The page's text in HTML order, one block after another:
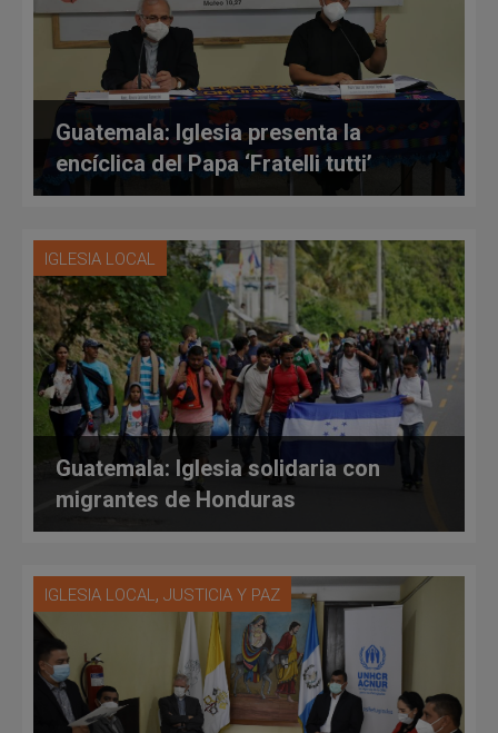
Guatemala: Iglesia presenta la
encíclica del Papa ‘Fratelli tutti’
IGLESIA LOCAL
Guatemala: Iglesia solidaria con
migrantes de Honduras
IGLESIA LOCAL, JUSTICIA Y PAZ